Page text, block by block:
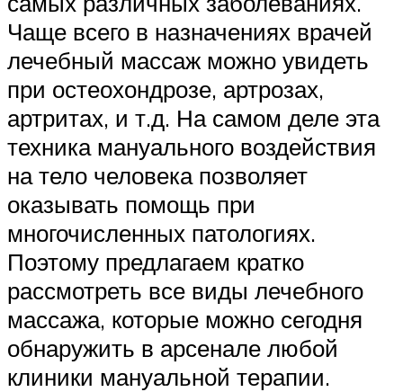
Чаще всего в назначениях врачей
лечебный массаж можно увидеть
при остеохондрозе, артрозах,
артритах, и т.д. На самом деле эта
техника мануального воздействия
на тело человека позволяет
оказывать помощь при
многочисленных патологиях.
Поэтому предлагаем кратко
рассмотреть все виды лечебного
массажа, которые можно сегодня
обнаружить в арсенале любой
клиники мануальной терапии.